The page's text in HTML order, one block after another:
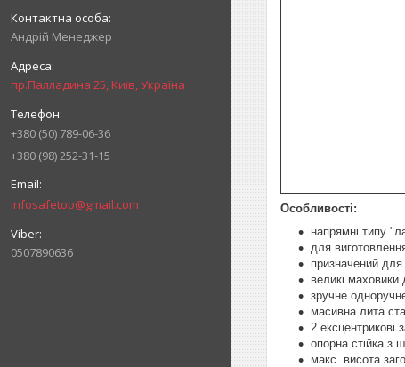
Андрій Менеджер
пр.Палладина 25, Київ, Україна
+380 (50) 789-06-36
+380 (98) 252-31-15
infosafetop@gmail.com
0507890636
Особливості:
напрямні типу
для
призначений для
великі
зручне
масивна лита
2 ексцентрикові
опорна стійка з
макс. висота